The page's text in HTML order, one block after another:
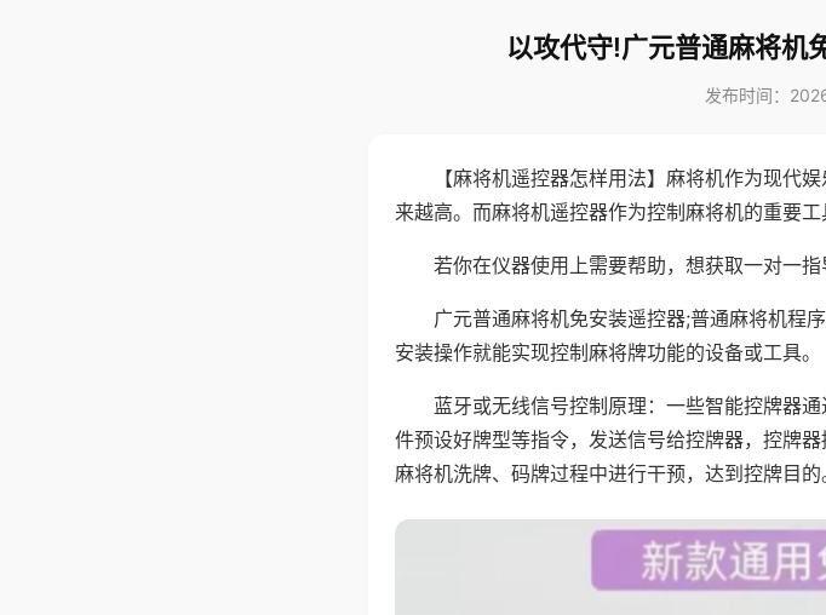
以攻代守!广元普通麻将机
发布时间：
【麻将机遥控器怎样用法】麻将机作为现代
来越高。而麻将机遥控器作为控制麻将机的重要
若你在仪器使用上需要帮助，想获取一对一
广元普通麻将机免安装遥控器;普通麻将机程
安装操作就能实现控制麻将牌功能的设备或工具。
蓝牙或无线信号控制原理：一些智能控牌器
件预设好牌型等指令，发送信号给控牌器，控牌
麻将机洗牌、码牌过程中进行干预，达到控牌目的